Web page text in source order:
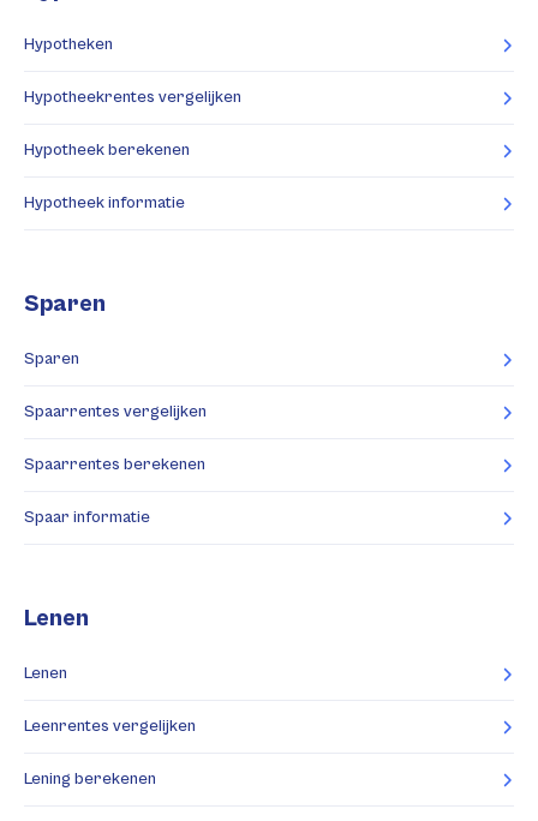
Hypotheken
Hypotheekrentes vergelijken
Hypotheek berekenen
Hypotheek informatie
Sparen
Sparen
Spaarrentes vergelijken
Spaarrentes berekenen
Spaar informatie
Lenen
Lenen
Leenrentes vergelijken
Lening berekenen